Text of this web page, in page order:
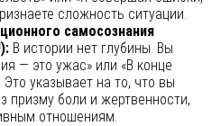
сложность ситуации.
самосознания
В истории нет глубины. Вы
— это ужас» или «В конце
указывает на то, что вы
призму боли и жертвенности,
отношениям.